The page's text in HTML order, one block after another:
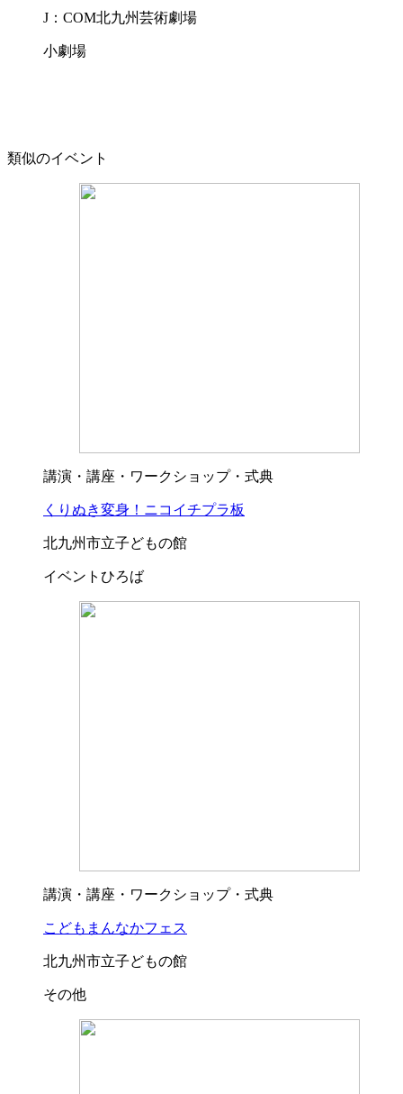
J：COM北九州芸術劇場
小劇場
類似のイベント
講演・講座・ワークショップ・式典
くりぬき変身！ニコイチプラ板
北九州市立子どもの館
イベントひろば
講演・講座・ワークショップ・式典
こどもまんなかフェス
北九州市立子どもの館
その他